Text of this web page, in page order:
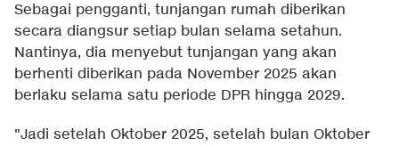
Sebagai pengganti, tunjangan rumah diberikan
secara diangsur setiap bulan selama setahun.
Nantinya, dia menyebut tunjangan yang akan
berhenti diberikan pada November 2025 akan
berlaku selama satu periode DPR hingga 2029.
"Jadi setelah Oktober 2025, setelah bulan Oktober